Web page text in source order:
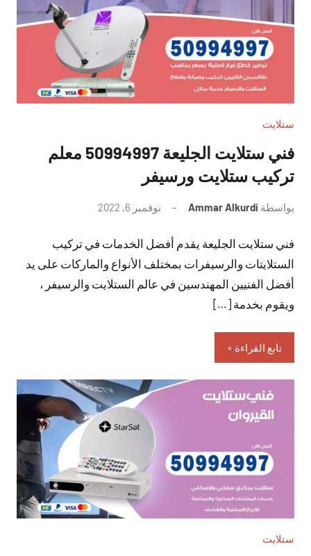
ستلايت
فني ستلايت الجليعة 50994997 معلم
تركيب ستلايت ورسيفر
بواسطة Ammar Alkurdi نوفمبر 6, 2022
تعليقات
فني ستلايت الجليعة يقدم أفضل الخدمات في تركيب
الستلايتات والرسيفرات بمختلف الأنواع والماركات على يد
أفضل الفنيين المهندسين في عالم الستلايت والرسيفر ،
ويقوم بخدمة […]
تابع القراءة
ستلايت